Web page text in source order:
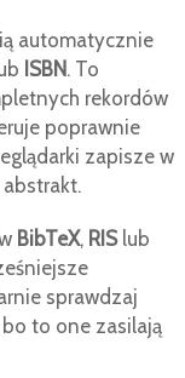
automatycznie
ISBN. To
rekordów
poprawnie
zapisze w
BibTeX, RISlub
sprawdzaj
to one zasilają